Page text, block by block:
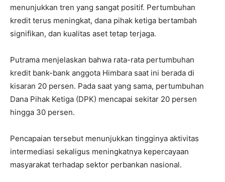
menunjukkan tren yang sangat positif. Pertumbuhan
kredit terus meningkat, dana pihak ketiga bertambah
signifikan, dan kualitas aset tetap terjaga.
Putrama menjelaskan bahwa rata-rata pertumbuhan
kredit bank-bank anggota Himbara saat ini berada di
kisaran 20 persen. Pada saat yang sama, pertumbuhan
Dana Pihak Ketiga (DPK) mencapai sekitar 20 persen
hingga 30 persen.
Pencapaian tersebut menunjukkan tingginya aktivitas
intermediasi sekaligus meningkatnya kepercayaan
masyarakat terhadap sektor perbankan nasional.